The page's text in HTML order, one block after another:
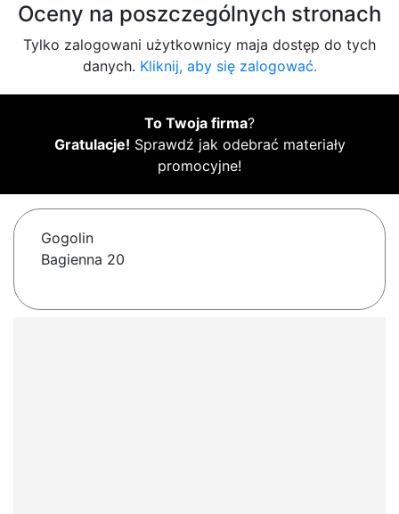
Oceny na poszczególnych stronach
Tylko zalogowani użytkownicy maja dostęp do tych
danych. Kliknij, aby się zalogować.
To Twoja firma?
Gratulacje! Sprawdź jak odebrać materiały
promocyjne!
Gogolin
Bagienna 20